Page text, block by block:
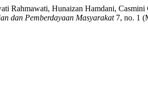
Rahmawati, Hunaizan Hamdani,
dan Pemberdayaan Masyarakat7, no. 1